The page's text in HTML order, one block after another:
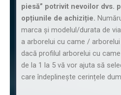
piesă” potrivit nevoilor dvs.
opțiunile de achiziție.
marca și modelul/durata de
a arborelui cu came /
dacă profilul arborelui cu
de la 1 la 5 vă vor ajuta să
care îndeplinește cerințele